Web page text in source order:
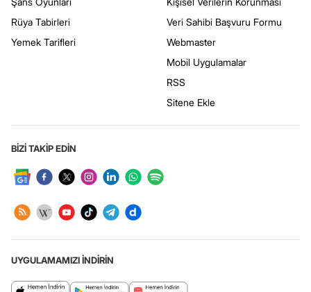
Rüya Tabirleri
Yemek Tarifleri
Veri Sahibi Başvuru Formu
Webmaster
Mobil Uygulamalar
RSS
Sitene Ekle
BİZİ TAKİP EDİN
UYGULAMAMIZI İNDİRİN